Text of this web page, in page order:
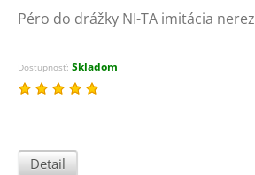
Péro do drážky NI-TA imitácia nerez
Dostupnosť: Skladom
Detail